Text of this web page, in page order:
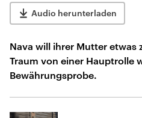
Audio herunterladen
Nava will ihrer Mutter etwas
Traum von einer Hauptrolle
Bewährungsprobe.